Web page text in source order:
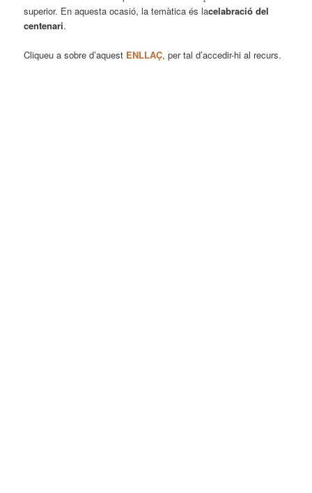
superior. En aquesta ocasió, la temàtica és lacelabració del
centenari.
Cliqueu a sobre d’aquest ENLLAÇ, per tal d’accedir-hi al recurs.